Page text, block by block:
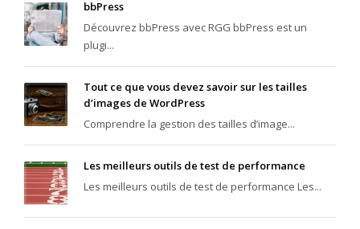
bbPress
Découvrez bbPress avec RGG bbPress est un
plugi...
Tout ce que vous devez savoir sur les tailles
d’images de WordPress
Comprendre la gestion des tailles d’image...
Les meilleurs outils de test de performance
Les meilleurs outils de test de performance Les...